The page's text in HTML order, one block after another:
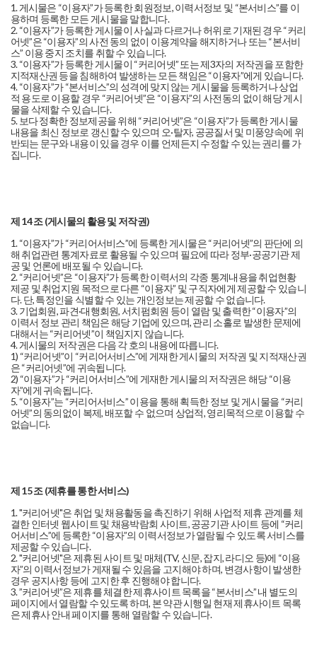
1. 게시물은 “이용자”가 등록한 회원정보, 이력서정보 및 “본서비스”를 이
용하며 등록한 모든 게시물을 말합니다.
2. “이용자”가 등록한 게시물이 사실과 다르거나 허위로 기재된 경우 “커리
어넷”은 “이용자”의 사전 동의 없이 이용계약을 해지하거나 또는 “본서비
스” 이용 중지 조치를 취할 수 있습니다.
3. “이용자”가 등록한 게시물이 “커리어넷” 또는 제3자의 저작권을 포함한
지적재산권 등을 침해하여 발생하는 모든 책임은 “이용자”에게 있습니다.
4. “이용자”가 “본서비스”의 성격에 맞지 않는 게시물을 등록하거나 상업
적 용도로 이용할 경우 “커리어넷”은 “이용자”의 사전동의 없이 해당 게시
물을 삭제할 수 있습니다.
5. 보다 정확한 정보제공을 위해 “커리어넷”은 “이용자”가 등록한 게시물
내용을 최신 정보로 갱신할 수 있으며 오·탈자, 공공질서 및 미풍양속에 위
반되는 문구와 내용이 있을 경우 이를 언제든지 수정할 수 있는 권리를 가
집니다.
제 14 조 (게시물의 활용 및 저작권)
1. “이용자”가 “커리어서비스”에 등록한 게시물은 “커리어넷”의 판단에 의
해 취업관련 통계자료로 활용될 수 있으며 필요에 따라 정부·공공기관 제
공 및 언론에 배포될 수 있습니다.
2. “커리어넷”은 “이용자”가 등록한 이력서의 각종 통계내용을 취업현황
제공 및 취업지원 목적으로 다른 “이용자” 및 구직자에게 제공할 수 있습니
다. 단, 특정인을 식별할 수 있는 개인정보는 제공할 수 없습니다.
3. 기업회원, 파견·대행회원, 서치펌회원 등이 열람 및 출력한 “이용자”의
이력서 정보 관리 책임은 해당 기업에 있으며, 관리 소홀로 발생한 문제에
대해서는 “커리어넷”이 책임지지 않습니다.
4. 게시물의 저작권은 다음 각 호의 내용에 따릅니다.
1) “커리어넷”이 “커리어서비스”에 게재한 게시물의 저작권 및 지적재산권
은 “커리어넷”에 귀속됩니다.
2) “이용자”가 “커리어서비스”에 게재한 게시물의 저작권은 해당 “이용
자”에게 귀속됩니다.
5. “이용자”는 “커리어서비스” 이용을 통해 획득한 정보 및 게시물을 “커리
어넷”의 동의없이 복제, 배포할 수 없으며 상업적, 영리목적으로 이용할 수
없습니다.
제 15 조 (제휴를 통한 서비스)
1. "커리어넷"은 취업 및 채용활동을 촉진하기 위해 사업적 제휴 관계를 체
결한 인터넷 웹사이트 및 채용박람회 사이트, 공공기관 사이트 등에 “커리
어서비스”에 등록한 “이용자”의 이력서정보가 열람될 수 있도록 서비스를
제공할 수 있습니다.
2. "커리어넷"은 제휴된 사이트 및 매체(TV, 신문, 잡지, 라디오 등)에 “이용
자”의 이력서정보가 게재될 수 있음을 고지해야 하며, 변경사항이 발생한
경우 공지사항 등에 고지한 후 진행해야 합니다.
3. ”커리어넷”은 제휴를 체결한 제휴사이트 목록을 “본서비스” 내 별도의
페이지에서 열람할 수 있도록 하며, 본 약관 시행일 현재 제휴사이트 목록
은 제휴사 안내 페이지를 통해 열람할 수 있습니다.